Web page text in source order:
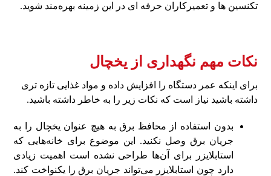
تکنسین‌ ها و تعمیرکاران حرفه‌ ای در این زمینه بهره‌مند شوید.
نکات مهم نگهداری از یخچال
برای اینکه عمر دستگاه را افزایش داده و مواد غذایی تازه تری
داشته باشید نیاز است که نکات زیر را به خاطر داشته باشید.
بدون استفاده از محافظ برق به هیچ عنوان یخچال را به
جریان برق وصل نکنید. این موضوع برای خانه‌هایی که
استابلایزر برای آن‌ها طراحی نشده است اهمیت زیادی
دارد چون استابلایزر می‌تواند جریان برق را یکنواخت کند.